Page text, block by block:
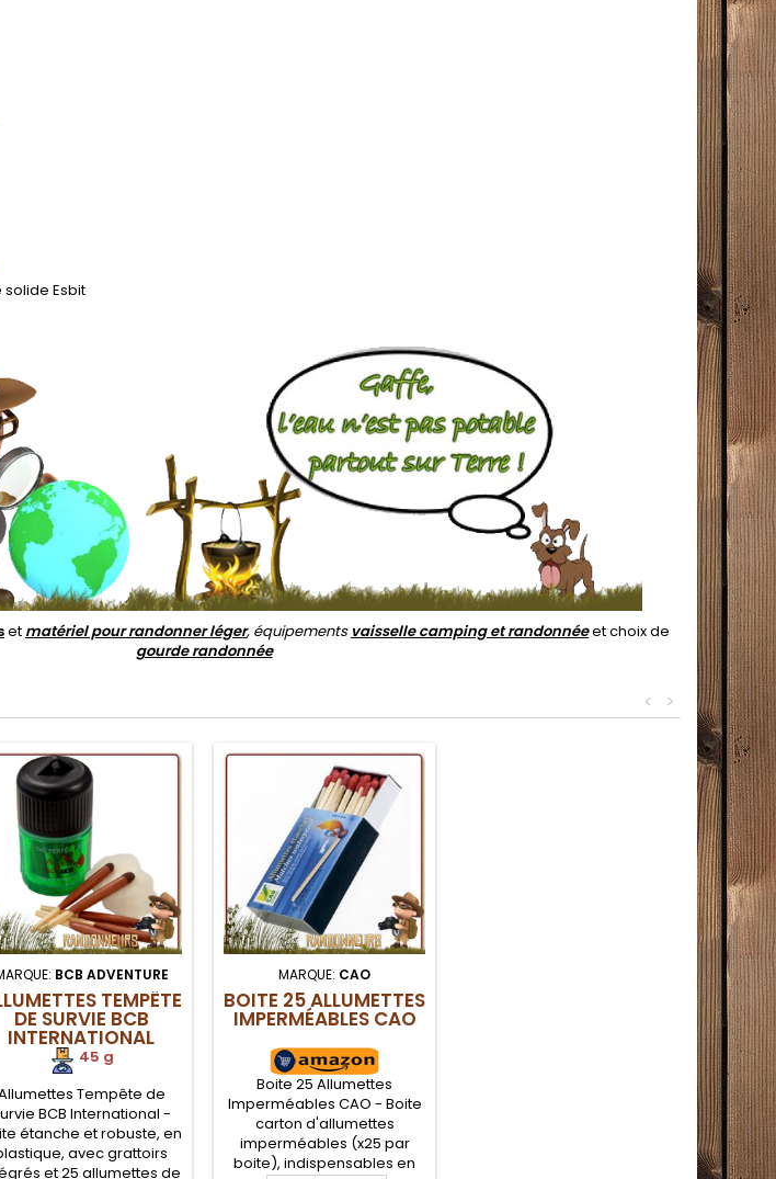
Esbit
et matériel pour randonner léger, équipements vaisselle camping et randonnéeet choix de
gourde randonnée
>
<
BCB ADVENTURE
TEMPÊTE
DE SURVIE BCB
INTERNATIONAL
45 g
Tempête de
BCB International -
étanche et robuste, en
avec grattoirs
et 25 allumettes de
MARQUE: CAO
BOITE 25 ALLUMETTES
IMPERMÉABLES CAO
Boite 25 Allumettes
Imperméables CAO - Boite
carton d'allumettes
imperméables (x25 par
boite), indispensables en